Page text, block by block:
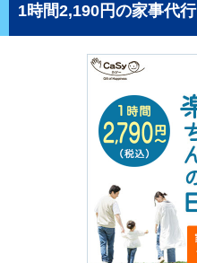
1時間2,190円の家事代行